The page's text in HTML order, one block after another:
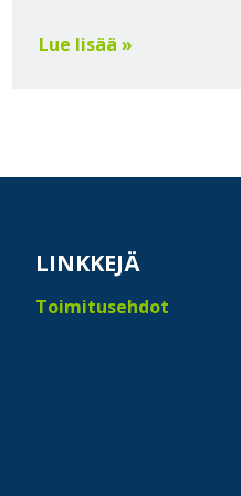
Lue lisää »
LINKKEJÄ
Toimitusehdot